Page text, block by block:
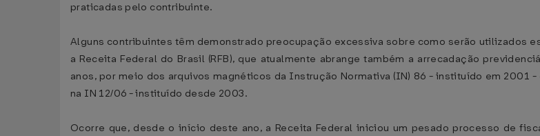
praticadas pelo contribuinte.
Alguns contribuintes têm demonstrado preocupação excessiva sobre como serão utilizados
a Receita Federal do Brasil (RFB), que atualmente abrange também a arrecadação
anos, por meio dos arquivos magnéticos da Instrução Normativa (IN) 86 - instituído em 2001
na IN 12/06 - instituído desde 2003.
Ocorre que, desde o início deste ano, a Receita Federal iniciou um pesado processo de